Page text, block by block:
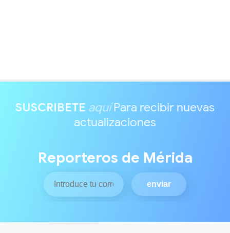
SUSCRIBETE aquíPara recibir nuevas
actualizaciones
Reporteros de Mérida